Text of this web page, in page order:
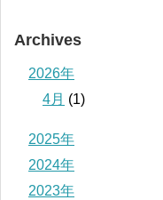
Archives
2026年
4月 (1)
2025年
2024年
2023年